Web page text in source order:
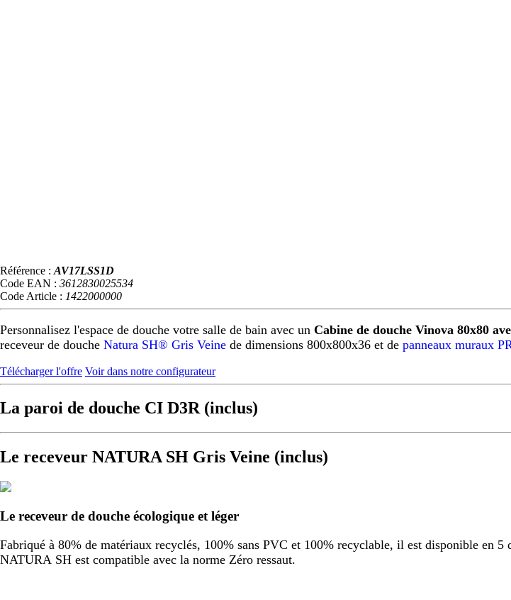
Référence : AV17LSS1D
Code EAN : 3612830025534
Code Article : 1422000000
Personnalisez l'espace de douche votre salle de bain avec un Cabine de douche Vinova 80x80
receveur de douche Natura SH® Gris Veine de dimensions 800x800x36 et de panneaux muraux
Télécharger l'offre Voir dans notre configurateur
La paroi de douche CI D3R (inclus)
Le receveur NATURA SH Gris Veine (inclus)
Le receveur de douche écologique et léger
Fabriqué à 80% de matériaux recyclés, 100% sans PVC et 100% recyclable, il est disponible en
NATURA SH est compatible avec la norme Zéro ressaut.